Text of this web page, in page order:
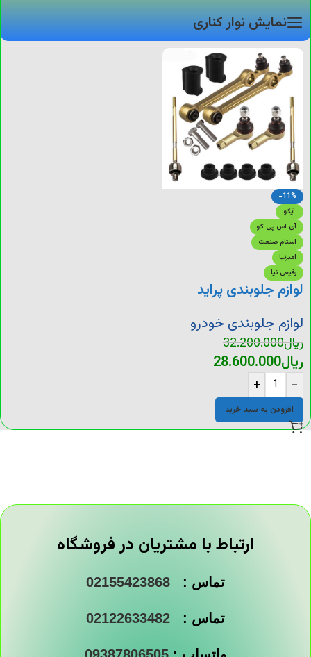
نمایش نوار کناری
-11%
آپکو
آی اس پی کو
استام صنعت
امیرنیا
رفیعی نیا
لوازم جلوبندی پراید
لوازم جلوبندی خودرو
ریال32.200.000
ریال28.600.000
-
+
افزودن به سبد خرید
ارتباط با مشتریان در فروشگاه
تماس : 02155423868
تماس : 02122633482
واتساپ :09387806505